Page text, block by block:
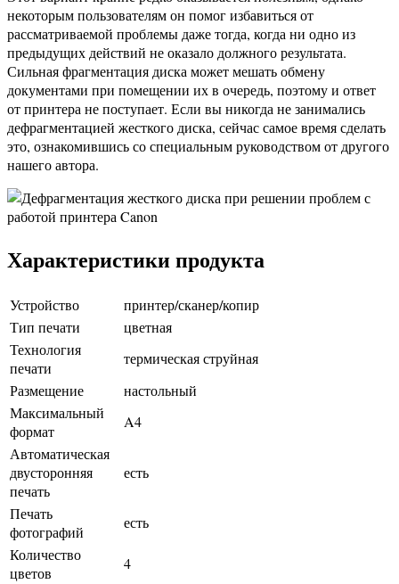
некоторым пользователям он помог избавиться от
рассматриваемой проблемы даже тогда, когда ни одно из
предыдущих действий не оказало должного результата.
Сильная фрагментация диска может мешать обмену
документами при помещении их в очередь, поэтому и ответ
от принтера не поступает. Если вы никогда не занимались
дефрагментацией жесткого диска, сейчас самое время сделать
это, ознакомившись со специальным руководством от другого
нашего автора.
Характеристики продукта
Устройство
принтер/сканер/копир
Тип печати
цветная
Технология
печати
термическая струйная
Размещение
настольный
Максимальный
формат
A4
Автоматическая
двусторонняя
печать
есть
Печать
фотографий
есть
Количество
цветов
4